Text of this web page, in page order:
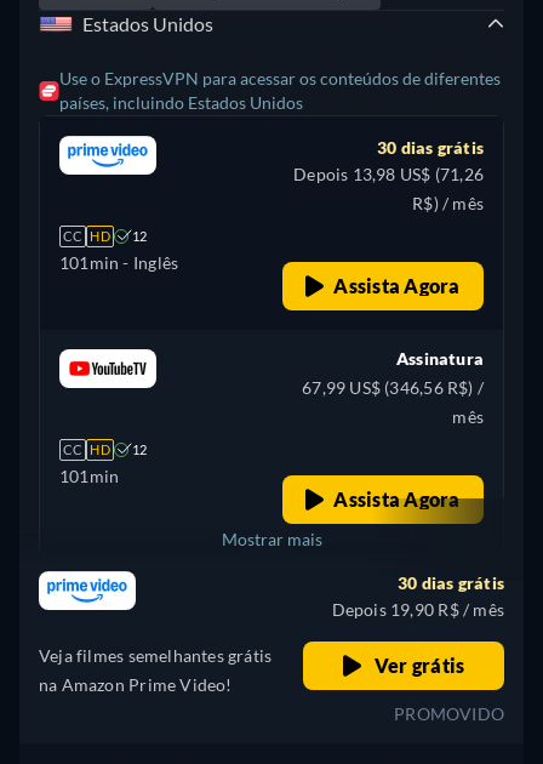
Estados Unidos
Use o ExpressVPN para acessar os conteúdos de diferentes
países, incluindo Estados Unidos
CC HD 12
101min - Inglês
30 dias grátis
Depois 13,98 US$ (71,26
R$) / mês
Assista Agora
CC HD 12
101min
Assinatura
67,99 US$ (346,56 R$) /
mês
Assista Agora
Canadá + 2
Mostrar mais
Veja filmes semelhantes grátis
na Amazon Prime Video!
30 dias grátis
Depois 19,90 R$ / mês
Ver grátis
PROMOVIDO